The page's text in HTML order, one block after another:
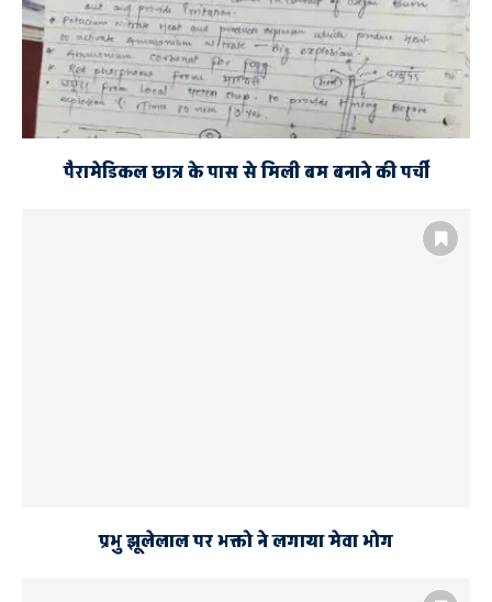
पैरामेडिकल छात्र के पास से मिली बम बनाने की पर्ची
प्रभु झूलेलाल पर भक्तो ने लगाया मेवा भोग